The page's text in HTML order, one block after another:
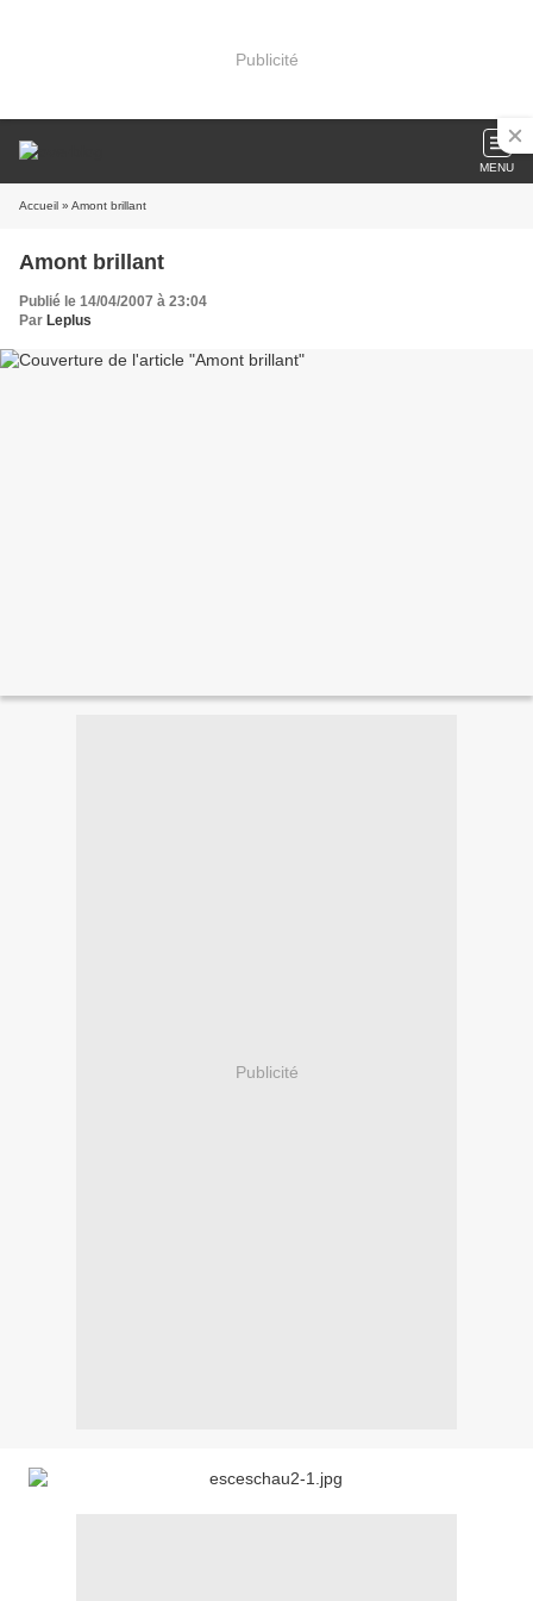
Publicité
MENU
Accueil » Amont brillant
Amont brillant
Publié le 14/04/2007 à 23:04
Par Leplus
Publicité